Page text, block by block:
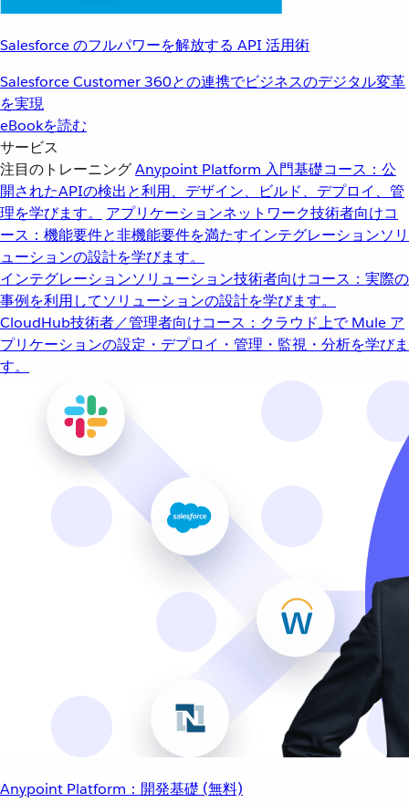
Salesforce のフルパワーを解放する API 活用術
Salesforce Customer 360との連携でビジネスのデジタル変革
を実現
eBookを読む
サービス
注目のトレーニングAnypoint Platform 入門基礎コース：公
開されたAPIの検出と利用、デザイン、ビルド、デプロイ、管
理を学びます。
アプリケーションネットワーク技術者向けコ
ース：機能要件と非機能要件を満たすインテグレーションソリ
ューションの設計を学びます。
インテグレーションソリューション技術者向けコース：実際の
事例を利用してソリューションの設計を学びます。
CloudHub技術者／管理者向けコース：クラウド上で Mule ア
プリケーションの設定・デプロイ・管理・監視・分析を学びま
す。
Anypoint Platform：開発基礎 (無料)